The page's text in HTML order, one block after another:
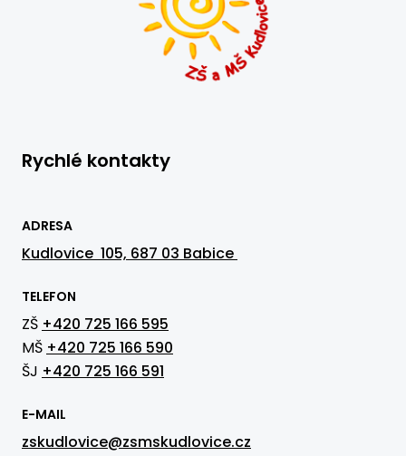
Rychlé kontakty
ADRESA
Kudlovice 105, 687 03 Babice
TELEFON
ZŠ +420 725 166 595
MŠ +420 725 166 590
ŠJ +420 725 166 591
E-MAIL
zskudlovice@zsmskudlovice.cz